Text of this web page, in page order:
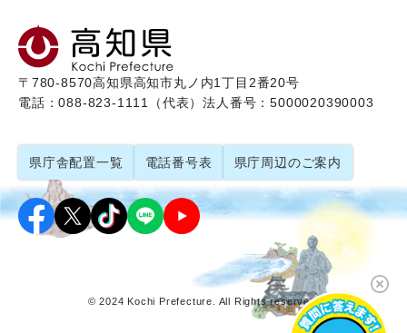
〒780-8570高知県高知市丸ノ内1丁目2番20号
電話：088-823-1111（代表）法人番号：5000020390003
県庁舎配置一覧 電話番号表 県庁周辺のご案内
© 2024 Kochi Prefecture. All Rights reserved.